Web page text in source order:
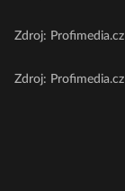
Zdroj: Profimedia.cz
Zdroj: Profimedia.cz